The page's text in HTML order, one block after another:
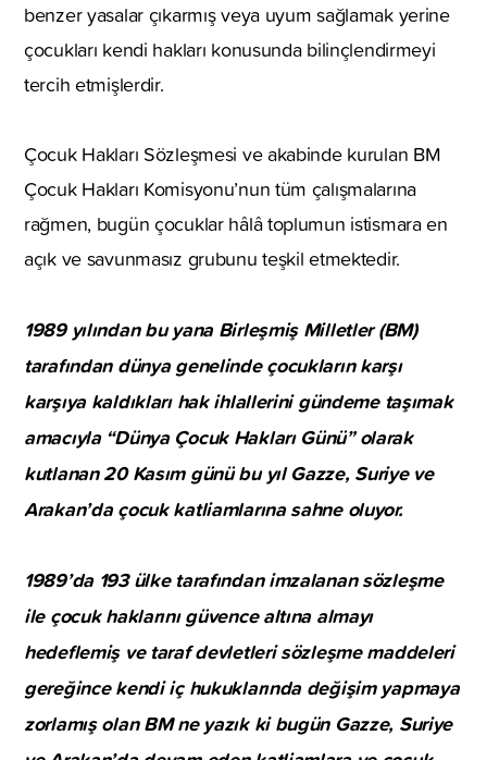
benzer yasalar çıkarmış veya uyum sağlamak yerine
çocukları kendi hakları konusunda bilinçlendirmeyi
tercih etmişlerdir.
Çocuk Hakları Sözleşmesi ve akabinde kurulan BM
Çocuk Hakları Komisyonu’nun tüm çalışmalarına
rağmen, bugün çocuklar hâlâ toplumun istismara en
açık ve savunmasız grubunu teşkil etmektedir.
1989 yılından bu yana Birleşmiş Milletler (BM)
tarafından dünya genelinde çocukların karşı
karşıya kaldıkları hak ihlallerini gündeme taşımak
amacıyla “Dünya Çocuk Hakları Günü” olarak
kutlanan 20 Kasım günü bu yıl Gazze, Suriye ve
Arakan’da çocuk katliamlarına sahne oluyor.
1989’da 193 ülke tarafından imzalanan sözleşme
ile çocuk haklarını güvence altına almayı
hedeflemiş ve taraf devletleri sözleşme maddeleri
gereğince kendi iç hukuklarında değişim yapmaya
zorlamış olan BM ne yazık ki bugün Gazze, Suriye